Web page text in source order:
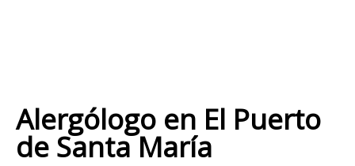
Alergólogo en El Puerto
de Santa María